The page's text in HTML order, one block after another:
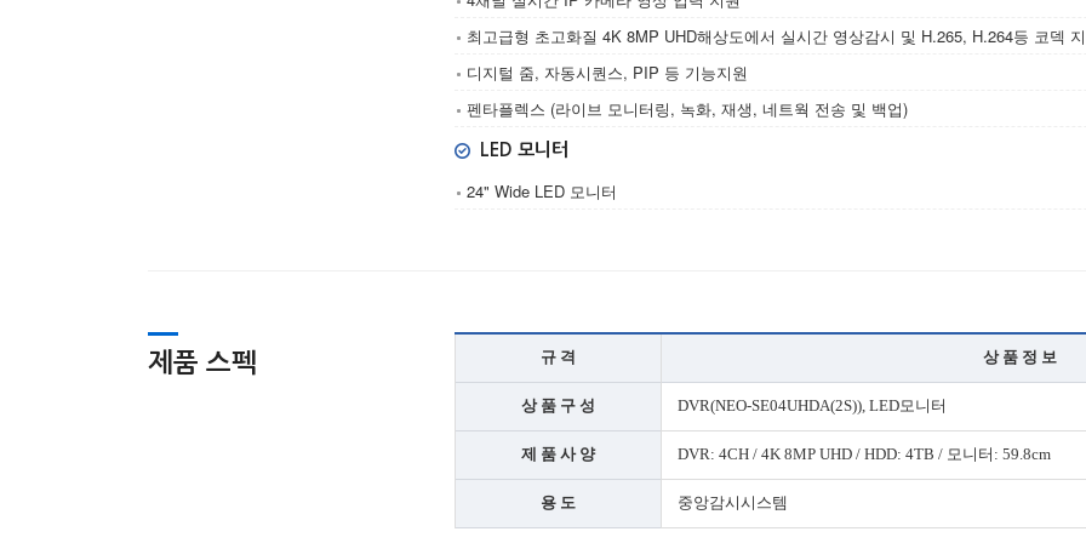
최고급형 초고화질 4K 8MP UHD해상도에서 실시간 영상감시 및 H.265, H.264등 코덱
디지털 줌, 자동시퀀스, PIP 등 기능지원
펜타플렉스 (라이브 모니터링, 녹화, 재생, 네트웍 전송 및 백업)
LED 모니터
24" Wide LED 모니터
제품 스펙 규 격 상 품 정 보
상 품 구 성 DVR(NEO-SE04UHDA(2S)), LED모니터
제 품 사 양 DVR: 4CH / 4K 8MP UHD / HDD: 4TB / 모니터: 59.8cm
용 도 중앙감시시스템